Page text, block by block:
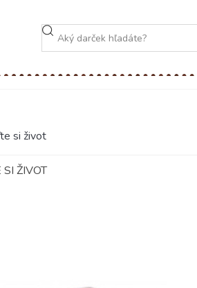
si život
ŽIVOT